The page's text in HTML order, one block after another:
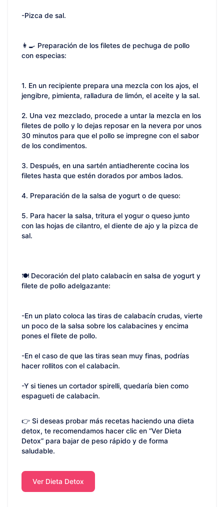
-Pizca de sal.
👩‍🍳 Preparación de los filetes de pechuga de pollo
con especias:
1. En un recipiente prepara una mezcla con los ajos, el
jengibre, pimienta, ralladura de limón, el aceite y la sal.
2. Una vez mezclado, procede a untar la mezcla en los
filetes de pollo y lo dejas reposar en la nevera por unos
30 minutos para que el pollo se impregne con el sabor
de los condimentos.
3. Después, en una sartén antiadherente cocina los
filetes hasta que estén dorados por ambos lados.
4. Preparación de la salsa de yogurt o de queso:
5. Para hacer la salsa, tritura el yogur o queso junto
con las hojas de cilantro, el diente de ajo y la pizca de
sal.
🍽️ Decoración del plato calabacín en salsa de yogurt y
filete de pollo adelgazante:
-En un plato coloca las tiras de calabacín crudas, vierte
un poco de la salsa sobre los calabacines y encima
pones el filete de pollo.
-En el caso de que las tiras sean muy finas, podrías
hacer rollitos con el calabacín.
-Y si tienes un cortador spirelli, quedaría bien como
espagueti de calabacín.
👉 Si deseas probar más recetas haciendo una dieta
detox, te recomendamos hacer clic en “Ver Dieta
Detox” para bajar de peso rápido y de forma
saludable.
Ver Dieta Detox